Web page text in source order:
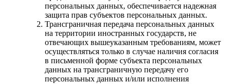
персональных данных, обеспечивается надежная
защита прав субъектов персональных данных.
Трансграничная передача персональных данных
на территории иностранных государств, не
отвечающих вышеуказанным требованиям, может
осуществляться только в случае наличия согласия
в письменной форме субъекта персональных
данных на трансграничную передачу его
персональных данных и/или исполнения